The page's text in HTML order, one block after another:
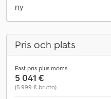
ny
Pris och plats
Fast pris plus moms
5 041 €
(5 999 € brutto)